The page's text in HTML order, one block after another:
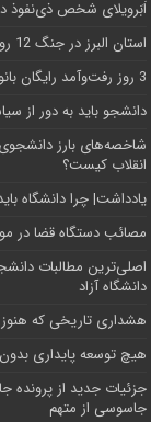
اَبَر‌ویلای شخص ذی‌نفوذ
استان البرز در جنگ 12 روزه 7 شهید دانشجو تقدیم انقلاب کرد
3 روز رفت‌وآمد رایگان بانوان در خطوط اتوبوسرانی شهری کرج
دانشجو باید به دور از
شاخصه‌های بارز دانشجوی
انقلاب کیست؟
یادداشت| چرا دانشگاه
مصائب دستگاه قضا در
اصلی‌ترین مطالبات
دانشگاه آز‌اد
هشداری تاریخی که
هیچ توسعه پایداری
جزئیات جدید از
جاسوسی از متهم